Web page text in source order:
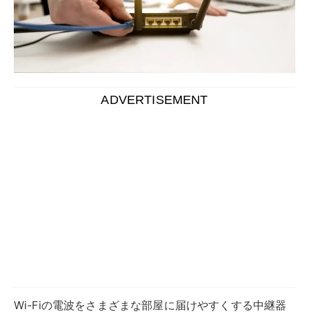
Wi-Fiの電波をさまざまな部屋に届けやすくする中継器